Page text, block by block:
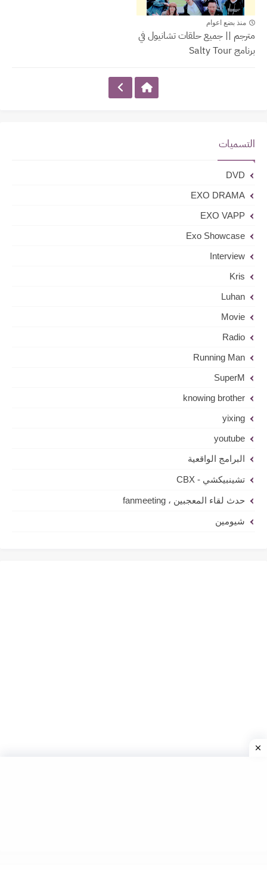
salty tour
منذ بضع اعوام
مترجم || جميع حلقات تشانيول في
برنامج Salty Tour
التسميات
DVD
EXO DRAMA
EXO VAPP
Exo Showcase
Interview
Kris
Luhan
Movie
Radio
Running Man
SuperM
knowing brother
yixing
youtube
البرامج الواقعية
تشينبيكشي - CBX
حدث لقاء المعجبين ، fanmeeting
شيومين